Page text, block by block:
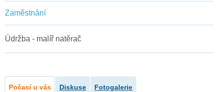
Zaměstnání
Údržba - malíř natěrač
Počasí u vás Diskuse Fotogalerie